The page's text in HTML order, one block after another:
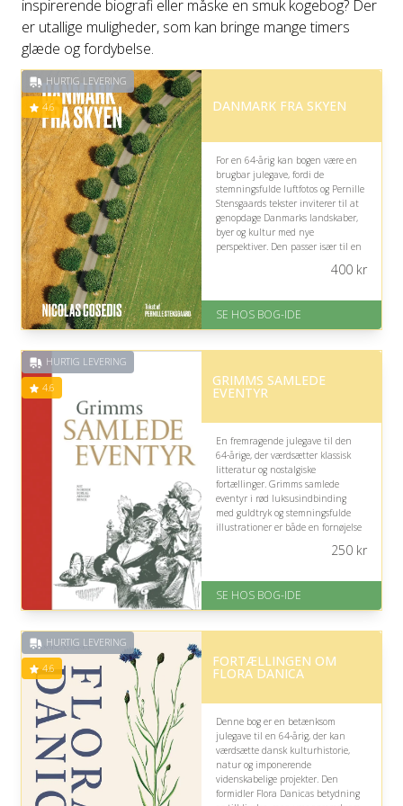
inspirerende biografi eller måske en smuk kogebog? Der
er utallige muligheder, som kan bringe mange timers
glæde og fordybelse.
HURTIG LEVERING
4.6 DANMARK FRA SKYEN
For en 64-årig kan bogen være en
brugbar julegave, fordi de
stemningsfulde luftfotos og Pernille
Stensgaards tekster inviterer til at
genopdage Danmarks landskaber,
byer og kultur med nye
perspektiver. Den passer især til en
På lager
Levering: 1-3 hverdage -
Gratis fragt
på 4.6 ud af 5
400kr
SE HOS BOG-IDE
HURTIG LEVERING
4.6 GRIMMS SAMLEDE
EVENTYR
En fremragende julegave til den
64-årige, der værdsætter klassisk
litteratur og nostalgiske
fortællinger. Grimms samlede
eventyr i rød luksusindbinding
med guldtryk og stemningsfulde
illustrationer er både en fornøjelse
forventet leveringstid
Fremragende Trustpilot rating
250kr
SE HOS BOG-IDE
HURTIG LEVERING
4.6 FORTÆLLINGEN OM
FLORA DANICA
Denne bog er en betænksom
julegave til en 64-årig, der kan
værdsætte dansk kulturhistorie,
natur og imponerende
videnskabelige projekter. Den
formidler Flora Danicas betydning